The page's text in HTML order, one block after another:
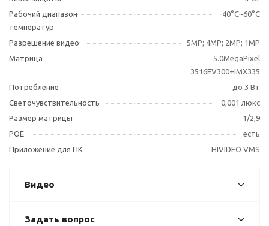
Рабочий диапазон
температур
-40°С~60°С
Разрешение видео
5МР; 4МР; 2МР; 1МР
Матрица
5.0MegaPixel
3516EV300+IMX335
Потребление
до 3 Вт
Светочувствительность
0,001 люкс
Размер матрицы
1/2,9
POE
есть
Приложение для ПК
HIVIDEO VMS
Видео
Задать вопрос